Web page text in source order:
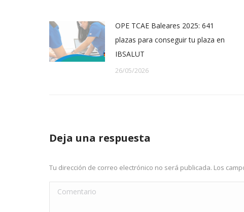
OPE TCAE Baleares 2025: 641
plazas para conseguir tu plaza en
IBSALUT
26/05/2026
Deja una respuesta
Tu dirección de correo electrónico no será publicada. Los
Comentario